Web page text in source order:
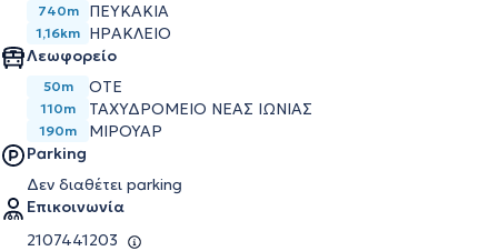
740m ΠΕΥΚΆΚΙΑ
1,16km ΗΡΆΚΛΕΙΟ
Λεωφορείο
50m ΟΤΕ
110m ΤΑΧΥΔΡΟΜΕΙΟ ΝΕΑΣ ΙΩΝΙΑΣ
190m
ΜΙΡΟΥΑΡ
Parking
Δεν διαθέτει parking
Επικοινωνία
2107441203